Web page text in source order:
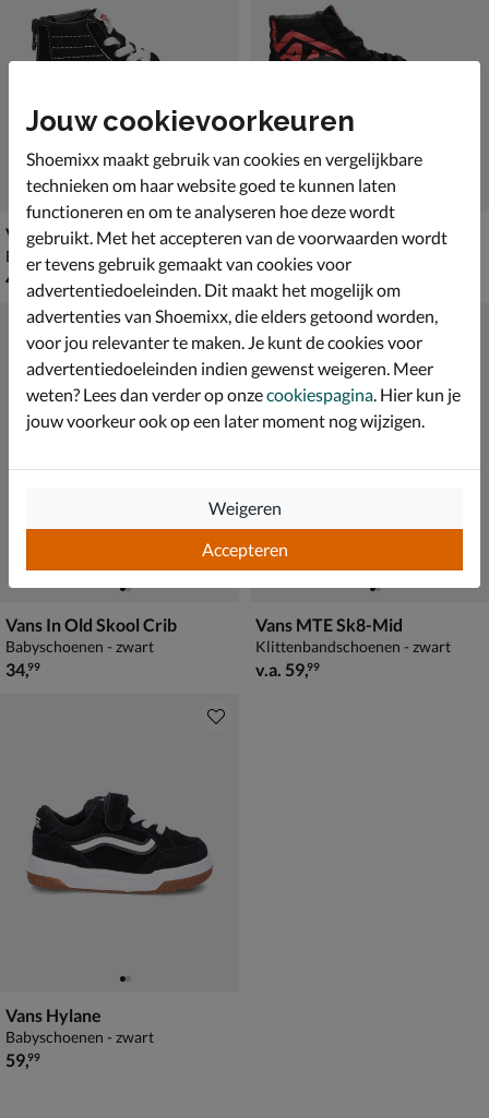
Vans Sk8-Hi Zip
Babyschoenen - zwart
€ 49,99
49
Vans SK8-Hi Logo
Hoge sneakers - zwart
van € 69,99 voor € 48,99
69
Vans In Old Skool Crib
Babyschoenen - zwart
€ 34,99
34,99
Vans MTE Sk8-Mid
Klittenbandschoenen - zwart
vanaf € 59,99
v.a. 59,99
Vans Hylane
Babyschoenen - zwart
€ 59,99
59,99
Jouw cookievoorkeuren
Shoemixx maakt gebruik van cookies en vergelijkbare
technieken om haar website goed te kunnen laten
functioneren en om te analyseren hoe deze wordt
gebruikt. Met het accepteren van de voorwaarden wordt
er tevens gebruik gemaakt van cookies voor
advertentiedoeleinden. Dit maakt het mogelijk om
advertenties van Shoemixx, die elders getoond worden,
voor jou relevanter te maken. Je kunt de cookies voor
advertentiedoeleinden indien gewenst weigeren. Meer
weten? Lees dan verder op onzecookiespagina . Hier kun je
jouw voorkeur ook op een later moment nog wijzigen.
Accepteren
Weigeren